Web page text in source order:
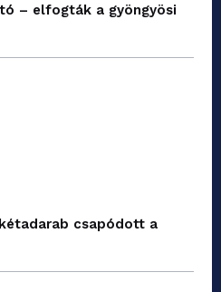
– elfogták a gyöngyösi
csapódott a